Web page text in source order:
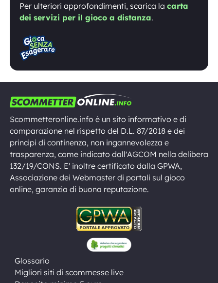
Per ulteriori approfondimenti, scarica la carta
dei servizi per il gioco a distanza.
Scommetteronline.info è un sito informativo e di
comparazione nel rispetto del D.L. 87/2018 e dei
principi di continenza, non ingannevolezza e
trasparenza, come indicato dall'AGCOM nella delibera
132/19/CONS. E' inoltre certificato dalla GPWA,
Associazione dei Webmaster di portali sul gioco
online, garanzia di buona reputazione.
Glossario
Migliori siti di scommesse live